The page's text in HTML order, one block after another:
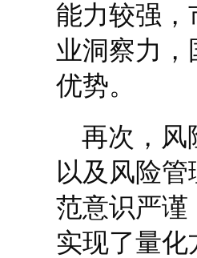
能力较强，
业洞察力
优势。
再次，风
以及风险
范意识严谨
实现了量化